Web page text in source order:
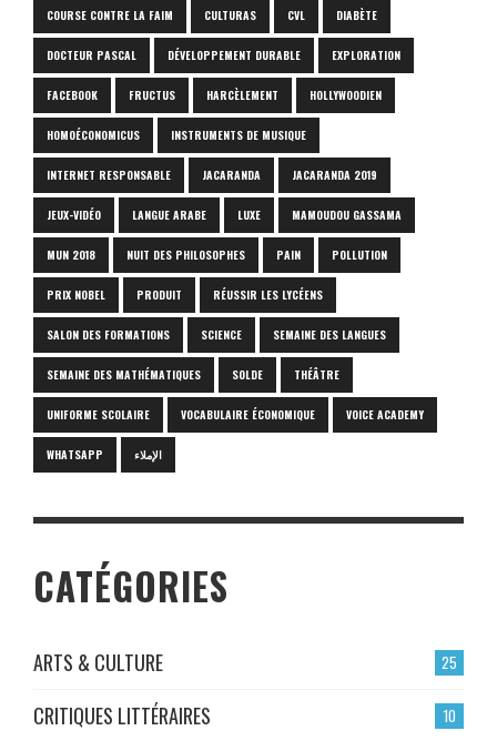
COURSE CONTRE LA FAIM CULTURAS CVL DIABÈTE
DOCTEUR PASCAL DÉVELOPPEMENT DURABLE EXPLORATION
FACEBOOK FRUCTUS HARCÈLEMENT HOLLYWOODIEN
HOMOÉCONOMICUS INSTRUMENTS DE MUSIQUE
INTERNET RESPONSABLE JACARANDA JACARANDA 2019
JEUX-VIDÉO LANGUE ARABE LUXE MAMOUDOU GASSAMA
MUN 2018 NUIT DES PHILOSOPHES PAIN POLLUTION
PRIX NOBEL PRODUIT RÉUSSIR LES LYCÉENS
SALON DES FORMATIONS SCIENCE SEMAINE DES LANGUES
SEMAINE DES MATHÉMATIQUES SOLDE THÉÂTRE
UNIFORME SCOLAIRE VOCABULAIRE ÉCONOMIQUE VOICE ACADEMY
WHATSAPP الإملاء
CATÉGORIES
25
ARTS & CULTURE
10
CRITIQUES LITTÉRAIRES